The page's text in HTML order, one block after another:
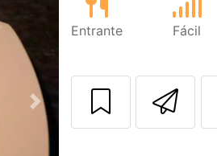
Siguiente
Entrante Fácil